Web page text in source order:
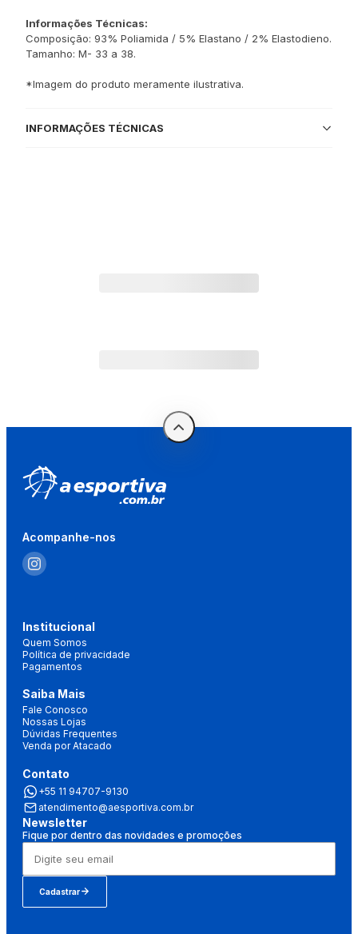
Informações Técnicas:
Composição: 93% Poliamida / 5% Elastano / 2% Elastodieno.
Tamanho: M- 33 a 38.
*Imagem do produto meramente ilustrativa.
INFORMAÇÕES TÉCNICAS
Acompanhe-nos
Institucional
Quem Somos
Política de privacidade
Pagamentos
Saiba Mais
Fale Conosco
Nossas Lojas
Dúvidas Frequentes
Venda por Atacado
Contato
+55 11 94707-9130
atendimento@aesportiva.com.br
Newsletter
Fique por dentro das novidades e promoções
Cadastrar